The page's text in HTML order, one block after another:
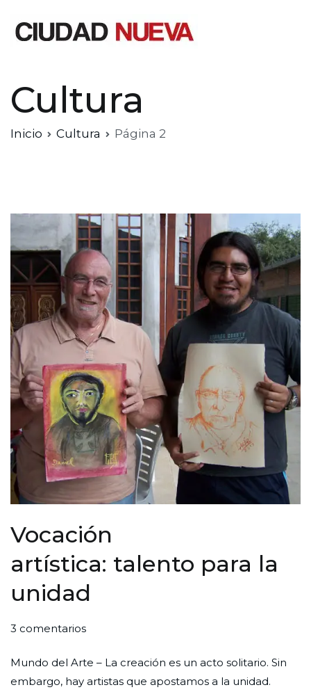
Cultura
Inicio Cultura Página 2
Vocación
artística: talento para la
unidad
Por
Ciudad
Nueva
Publicada
31
de
Publicada
Cultura
3 comentariosen
artística: talento
para
Mundo del Arte – La creación es un acto solitario. Sin
embargo, hay artistas que apostamos a la unidad.